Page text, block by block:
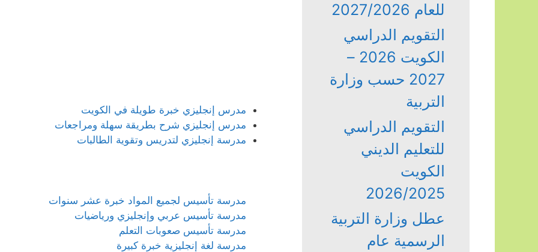
مدرس إنجليزي خبرة طويلة في الكويت
مدرس إنجليزي شرح بطريقة سهلة ومراجعات
مدرسة إنجليزي لتدريس وتقوية الطالبات
مدرسة تأسيس لجميع المواد خبرة عشر سنوات
مدرسة تأسيس عربي وإنجليزي ورياضيات
مدرسة تأسيس صعوبات التعلم
مدرسة لغة إنجليزية خبرة كبيرة
للعام 2027/2026
التقويم الدراسي
الكويت 2026 –
2027 حسب وزارة
التربية
التقويم الدراسي
للتعليم الديني
الكويت
2026/2025
عطل وزارة التربية
الرسمية عام